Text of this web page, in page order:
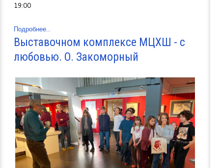
19:00
Подробнее...
Выставочном комплексе МЦХШ - с
любовью. О. Закоморный